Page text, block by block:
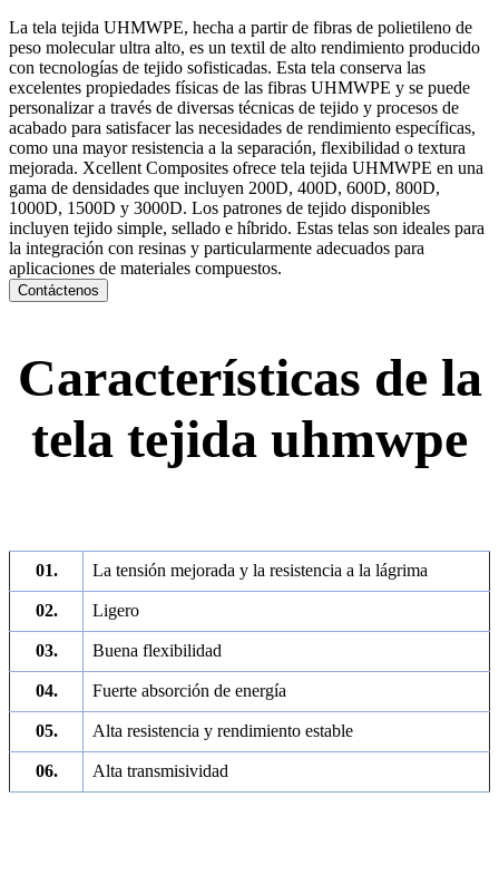
La tela tejida UHMWPE, hecha a partir de fibras de polietileno de
peso molecular ultra alto, es un textil de alto rendimiento producido
con tecnologías de tejido sofisticadas. Esta tela conserva las
excelentes propiedades físicas de las fibras UHMWPE y se puede
personalizar a través de diversas técnicas de tejido y procesos de
acabado para satisfacer las necesidades de rendimiento específicas,
como una mayor resistencia a la separación, flexibilidad o textura
mejorada. Xcellent Composites ofrece tela tejida UHMWPE en una
gama de densidades que incluyen 200D, 400D, 600D, 800D,
1000D, 1500D y 3000D. Los patrones de tejido disponibles
incluyen tejido simple, sellado e híbrido. Estas telas son ideales para
la integración con resinas y particularmente adecuados para
aplicaciones de materiales compuestos.
Contáctenos
Características de la
tela tejida uhmwpe
01. La tensión mejorada y la resistencia a la lágrima
02. Ligero
03. Buena flexibilidad
04. Fuerte absorción de energía
05. Alta resistencia y rendimiento estable
06. Alta transmisividad